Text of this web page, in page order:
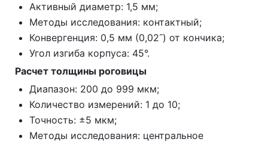
Активный диаметр: 1,5 мм;
Методы исследования: контактный;
Конвергенция: 0,5 мм (0,02˝) от кончика;
Угол изгиба корпуса: 45°.
Расчет толщины роговицы
Диапазон: 200 до 999 мкм;
Количество измерений: 1 до 10;
Точность: ±5 мкм;
Методы исследования: центральное